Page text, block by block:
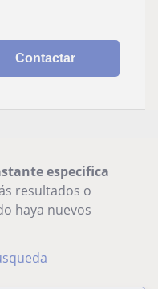
Contactar
especifica
resultados o
haya nuevos